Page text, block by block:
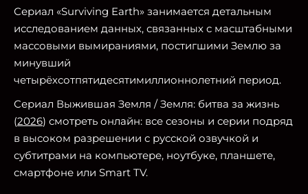
Сериал «Surviving Earth» занимается детальным
исследованием данных, связанных с масштабными
массовыми вымираниями, постигшими Землю за
минувший
четырёхсотпятидесятимиллионнолетний период.
Сериал Выжившая Земля / Земля: битва за жизнь
(2026) смотреть онлайн: все сезоны и серии подряд
в высоком разрешении с русской озвучкой и
субтитрами на компьютере, ноутбуке, планшете,
смартфоне или Smart TV.